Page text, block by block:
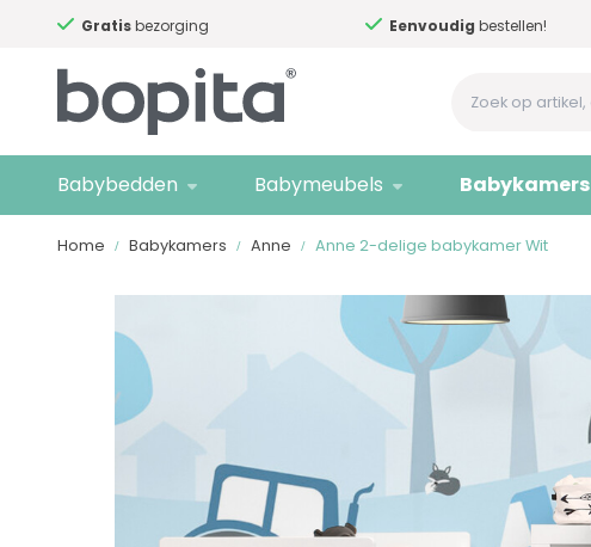
Eenvoudig Advies nodig,
Babybedden Babymeubels Babykamers
Home Babykamers Anne Anne 2-delige babykamer Wit